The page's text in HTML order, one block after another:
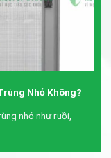
Nhỏ Không?
nhỏ như ruồi,